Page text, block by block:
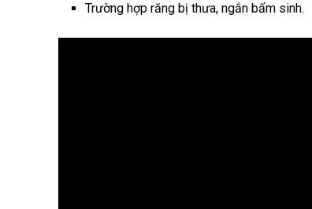
Trường hợp răng bị thưa, ngắn bẩm sinh.